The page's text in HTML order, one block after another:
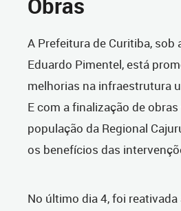
Obras
A Prefeitura de Curitiba, sob
Eduardo Pimentel, está
melhorias na infraestrutura
E com a finalização de
população da Regional
os benefícios das
No último dia 4, foi